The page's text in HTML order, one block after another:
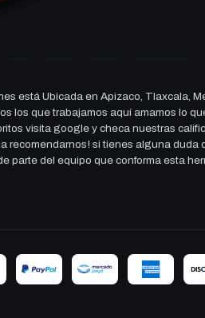
está Ubicada en Apizaco, Tlaxcala,
los que trabajamos aquí amamos lo
visita google y checa nuestras
si tienes alguna duda
parte del equipo que conforma esta